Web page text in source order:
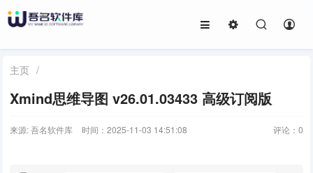
主页 /
Xmind思维导图 v26.01.03433 高级订阅版
来源: 吾名软件库 时间：2025-11-03 14:51:08 评论： 0